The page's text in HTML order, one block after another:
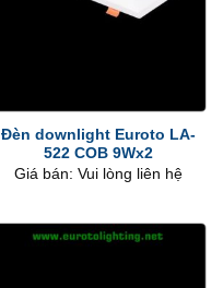
Đèn downlight Euroto LA-
522 COB 9Wx2
Giá bán: Vui lòng liên hệ